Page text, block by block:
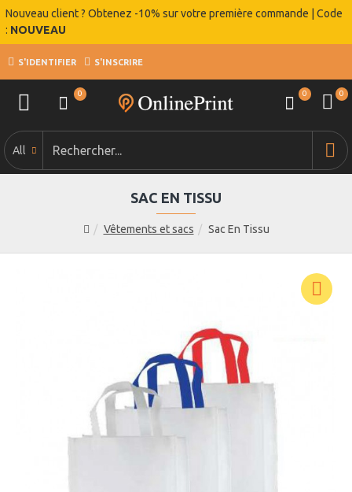
Nouveau client ? Obtenez -10% sur votre première commande | Code
: NOUVEAU
S'IDENTIFIER S'INSCRIRE
0 0 0
All
Vêtements et sacs Sac En Tissu
SAC EN TISSU